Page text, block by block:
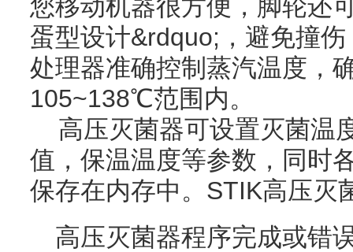
您移动机器很方便，脚轮还
蛋型设计&rdquo;，避免撞
处理器准确控制蒸汽温度，
105~138℃范围内。
高压灭菌器可设置灭菌温
值，保温温度等参数，同时
保存在内存中。STIK高压灭
高压灭菌器程序完成或错